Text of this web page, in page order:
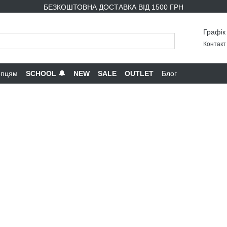
БЕЗКОШТОВНА ДОСТАВКА ВІД 1500 ГРН
SCHOOL 🔔 NEW SALE OUTLET Блог